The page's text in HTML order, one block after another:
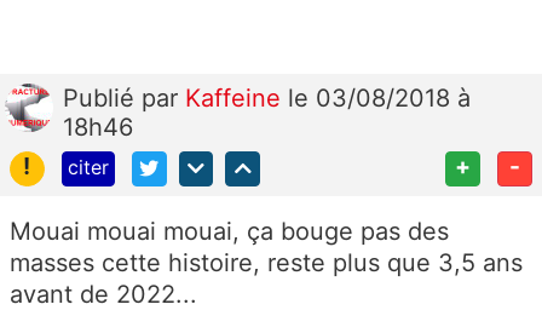
Publié par Kaffeine le 03/08/2018 à
18h46
!
citer + -
Mouai mouai mouai, ça bouge pas des
masses cette histoire, reste plus que 3,5 ans
avant de 2022...